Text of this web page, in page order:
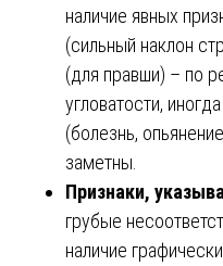
наличие явных
(сильный наклон
(для правши) – по
угловатости,
(болезнь,
заметны.
Признаки,
грубые
наличие